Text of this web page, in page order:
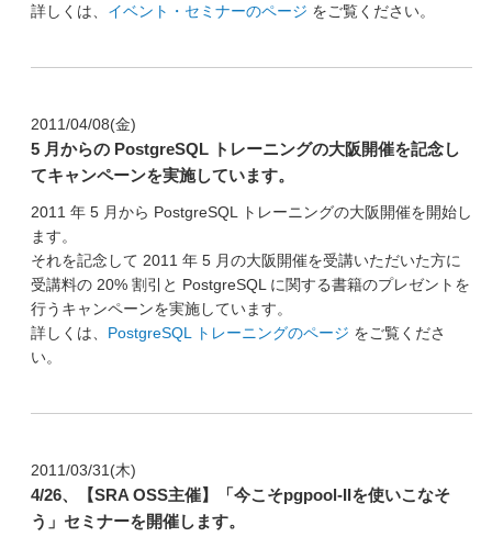
詳しくは、 イベント・セミナーのページ をご覧ください。
2011/04/08(金)
5 月からの PostgreSQL トレーニングの大阪開催を記念し
てキャンペーンを実施しています。
2011 年 5 月から PostgreSQL トレーニングの大阪開催を開始し
ます。
それを記念して 2011 年 5 月の大阪開催を受講いただいた方に
受講料の 20% 割引と PostgreSQL に関する書籍のプレゼントを
行うキャンペーンを実施しています。
詳しくは、 PostgreSQL トレーニングのページ をご覧くださ
い。
2011/03/31(木)
4/26、【SRA OSS主催】「今こそpgpool-IIを使いこなそ
う」セミナーを開催します。